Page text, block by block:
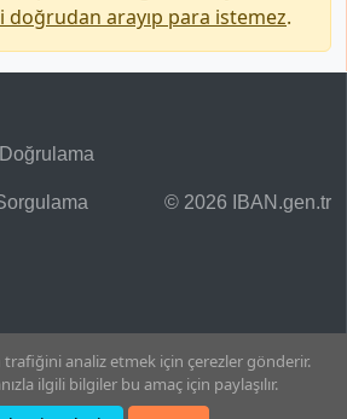
arayıp para istemez.
© 2026 IBAN.gen.tr
analiz etmek için çerezler gönderir.
ilgili bilgiler bu amaç için paylaşılır.